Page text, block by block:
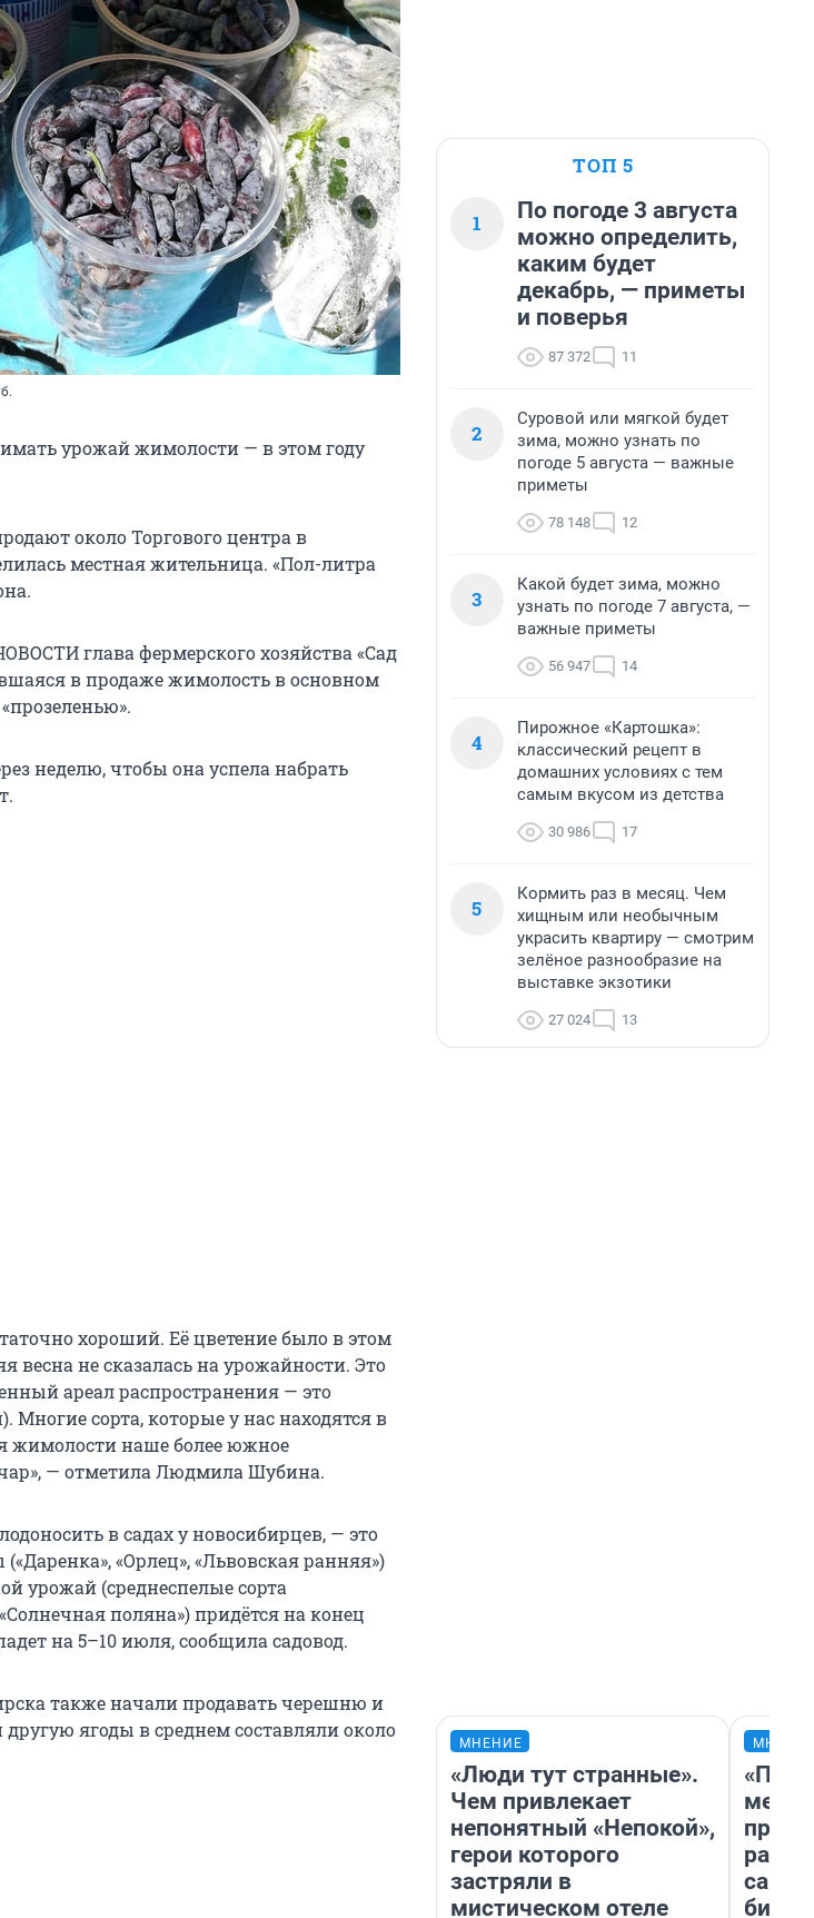
урожай жимолости — в этом году
около Торгового центра в
местная жительница. «Пол-литра
глава фермерского хозяйства «Сад
в продаже жимолость в основном
неделю, чтобы она успела набрать
хороший. Её цветение было в этом
весна не сказалась на урожайности. Это
ареал распространения — это
Многие сорта, которые у нас находятся в
жимолости наше более южное
— отметила Людмила Шубина.
в садах у новосибирцев, — это
«Орлец», «Львовская ранняя»)
урожай (среднеспелые сорта
поляна») придётся на конец
на 5–10 июля, сообщила садовод.
также начали продавать черешню и
ягоды в среднем составляли около
ТОП 5
1
По погоде 3 августа
можно определить,
каким будет
декабрь, — приметы
и поверья
87 372 11
2
Суровой или мягкой будет
зима, можно узнать по
погоде 5 августа — важные
приметы
78 148 12
3
Какой будет зима, можно
узнать по погоде 7 августа, —
важные приметы
56 947 14
4
Пирожное «Картошка»:
классический рецепт в
домашних условиях с тем
самым вкусом из детства
30 986 17
5
Кормить раз в месяц. Чем
хищным или необычным
украсить квартиру — смотрим
зелёное разнообразие на
выставке экзотики
27 024 13
МНЕНИЕ
«Люди тут странные».
Чем привлекает
непонятный «Непокой»,
герои которого
застряли в
мистическом отеле